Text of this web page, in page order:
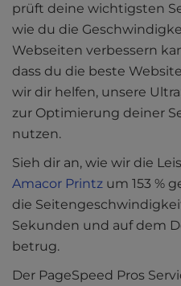
prüft deine wichtigsten
wie du die
Webseiten verbessern
dass du die beste
wir dir helfen, unsere
zur Optimierung deiner
nutzen.
Sieh dir an, wie wir die
Amacor Printz um 153 %
die
Sekunden und auf dem
betrug.
Der PageSpeed Pros